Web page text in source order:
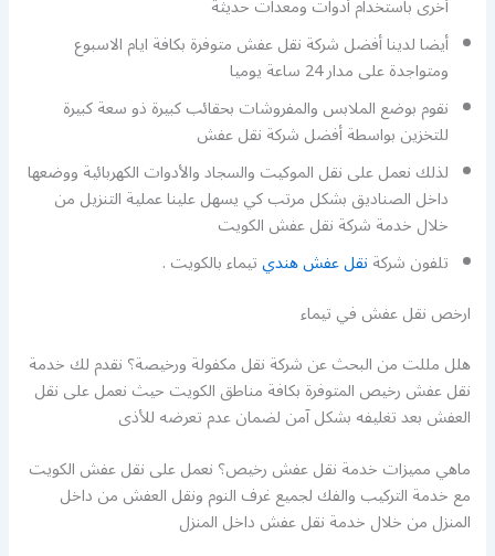
أخرى باستخدام أدوات ومعدات حديثة
أيضا لدينا أفضل شركة نقل عفش متوفرة بكافة ايام الاسبوع
ومتواجدة على مدار 24 ساعة يوميا
نقوم بوضع الملابس والمفروشات بحقائب كبيرة ذو سعة كبيرة
للتخزين بواسطة أفضل شركة نقل عفش
لذلك نعمل على نقل الموكيت والسجاد والأدوات الكهربائية ووضعها
داخل الصناديق بشكل مرتب كي يسهل علينا عملية التنزيل من
خلال خدمة شركة نقل عفش الكويت
تلفون شركةنقل عفش هنديتيماء بالكويت .
ارخص نقل عفش في تيماء
هلل مللت من البحث عن شركة نقل مكفولة ورخيصة؟ نقدم لك خدمة
نقل عفش رخيص المتوفرة بكافة مناطق الكويت حيث نعمل على نقل
العفش بعد تغليفه بشكل آمن لضمان عدم تعرضه للأذى
ماهي مميزات خدمة نقل عفش رخيص؟ نعمل على نقل عفش الكويت
مع خدمة التركيب والفك لجميع غرف النوم ونقل العفش من داخل
المنزل من خلال خدمة نقل عفش داخل المنزل